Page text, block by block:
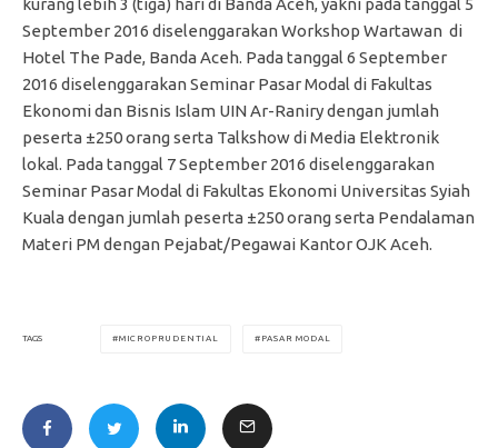
September 2016 diselenggarakan Workshop Wartawan di
Hotel The Pade, Banda Aceh. Pada tanggal 6 September
2016 diselenggarakan Seminar Pasar Modal di Fakultas
Ekonomi dan Bisnis Islam UIN Ar-Raniry dengan jumlah
peserta ±250 orang serta Talkshow di Media Elektronik
lokal. Pada tanggal 7 September 2016 diselenggarakan
Seminar Pasar Modal di Fakultas Ekonomi Universitas Syiah
Kuala dengan jumlah peserta ±250 orang serta Pendalaman
Materi PM dengan Pejabat/Pegawai Kantor OJK Aceh.
TAGS MICROPRUDENTIAL PASAR MODAL